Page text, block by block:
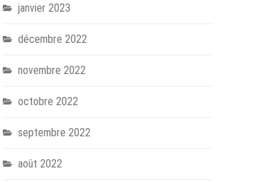
janvier 2023
décembre 2022
novembre 2022
octobre 2022
septembre 2022
août 2022